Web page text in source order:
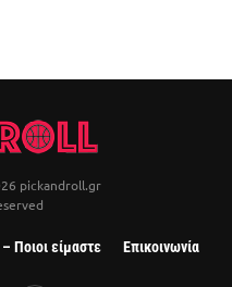
pickandroll.gr
Ποιοι είμαστε Επικοινωνία